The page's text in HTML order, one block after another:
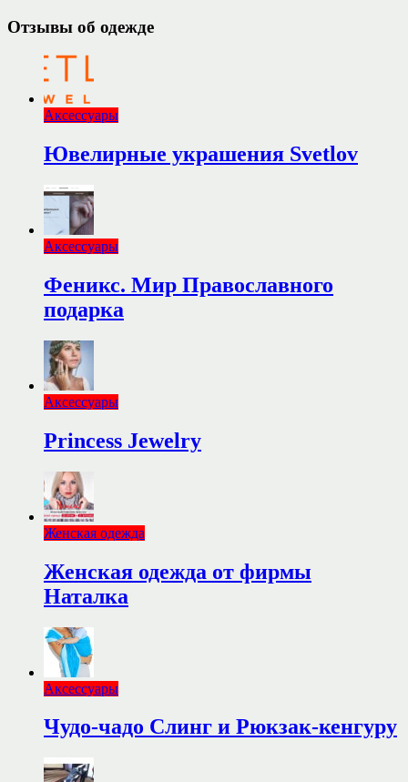
Отзывы об одежде
Аксессуары
Ювелирные украшения Svetlov
Аксессуары
Феникс. Мир Православного
подарка
Аксессуары
Princess Jewelry
Женская одежда
Женская одежда от фирмы
Наталка
Аксессуары
Чудо-чадо Слинг и Рюкзак-кенгуру